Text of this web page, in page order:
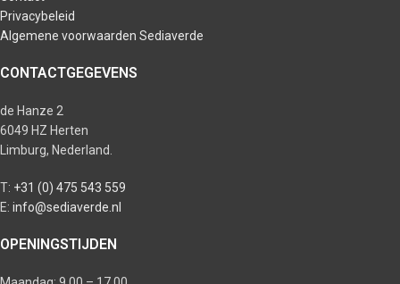
Privacybeleid
Algemene voorwaarden Sediaverde
CONTACTGEGEVENS
de Hanze 2
6049 HZ Herten
Limburg, Nederland.
T: +31 (0) 475 543 559
E: info@sediaverde.nl
OPENINGSTIJDEN